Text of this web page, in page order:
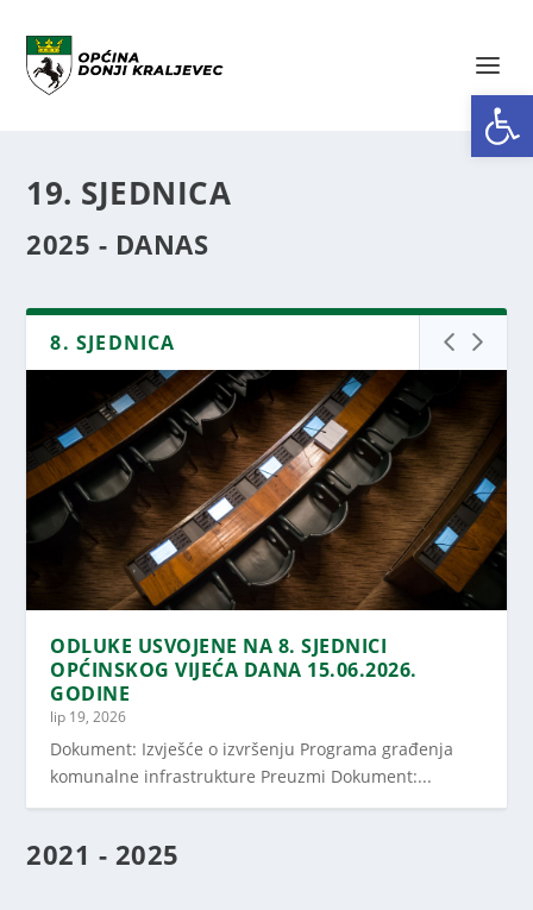
Open toolbar
19. SJEDNICA
2025 - DANAS
8. SJEDNICA
ODLUKE USVOJENE NA 8. SJEDNICI
OPĆINSKOG VIJEĆA DANA 15.06.2026.
GODINE
lip 19, 2026
Dokument: Izvješće o izvršenju Programa građenja
komunalne infrastrukture Preuzmi Dokument:...
2021 - 2025